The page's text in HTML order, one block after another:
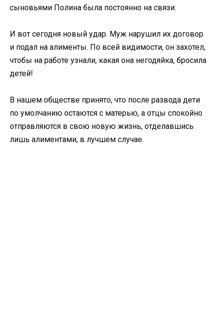
сыновьями Полина была постоянно на связи.
И вот сегодня новый удар. Муж нарушил их договор
и подал на алименты. По всей видимости, он захотел,
чтобы на работе узнали, какая она негодяйка, бросила
детей!
В нашем обществе принято, что после развода дети
по умолчанию остаются с матерью, а отцы спокойно
отправляются в свою новую жизнь, отделавшись
лишь алиментами, в лучшем случае.